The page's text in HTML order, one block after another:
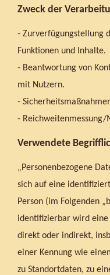
Zweck der
- Zurverfügungstellung
Funktionen und Inhalte.
- Beantwortung von
mit Nutzern.
-
- Reichweitenmessung/
Verwendete
„Personenbezogene
sich auf eine
Person (im Folgenden
identifizierbar wird eine
direkt oder indirekt,
einer Kennung wie
zu Standortdaten, zu